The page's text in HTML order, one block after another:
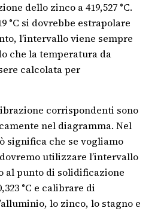
dello zinco a 419,527 °C.
°C si dovrebbe estrapolare
l’intervallo viene sempre
che la temperatura da
calcolata per
corrispondenti sono
nel diagramma. Nel
significa che se vogliamo
dovremo utilizzare l’intervallo
al punto di solidificazione
°C e calibrare di
lo zinco, lo stagno e